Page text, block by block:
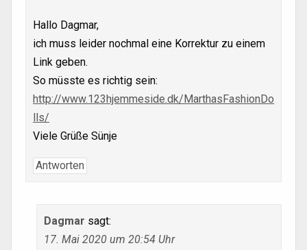
Hallo Dagmar,
ich muss leider nochmal eine Korrektur zu einem
Link geben.
So müsste es richtig sein:
http://www.123hjemmeside.dk/MarthasFashionDo
lls/
Viele Grüße Sünje
Antworten
Dagmar sagt:
17. Mai 2020 um 20:54 Uhr